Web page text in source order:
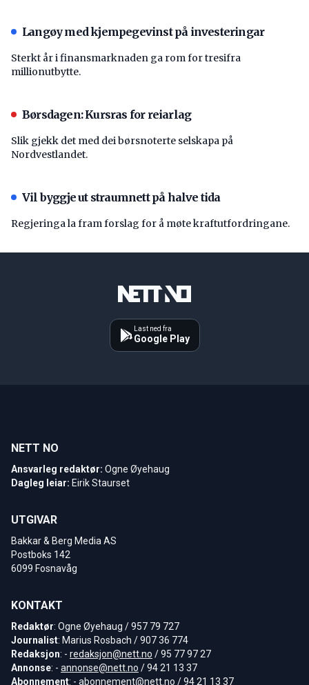
Langøy med kjempegevinst på investeringar
Sterkt år i finansmarknaden ga rom for tresifra
millionutbytte.
Børsdagen: Kursras for reiarlag
Slik gjekk det med dei børsnoterte selskapa på
Nordvestlandet.
Vil byggje ut straumnett på halve tida
Regjeringa la fram forslag for å møte kraftutfordringane.
Last ned fra
Google Play
NETT NO
Ansvarleg redaktør: Ogne Øyehaug
Dagleg leiar: Eirik Staurset
UTGIVAR
Bakkar & Berg Media AS
Postboks 142
6099 Fosnavåg
KONTAKT
Redaktør: Ogne Øyehaug / 957 79 727
Journalist: Marius Rosbach / 907 36 774
Redaksjon: - redaksjon@nett.no / 95 77 97 27
Annonse: - annonse@nett.no / 94 21 13 37
Abonnement: - abonnement@nett.no / 94 21 13 37